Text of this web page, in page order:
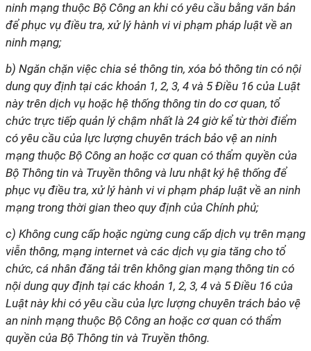
ninh mạng thuộc Bộ Công an khi có yêu cầu bằng văn bản
để phục vụ điều tra, xử lý hành vi vi phạm pháp luật về an
ninh mạng;
b) Ngăn chặn việc chia sẻ thông tin, xóa bỏ thông tin có nội
dung quy định tại các khoản 1, 2, 3, 4 và 5 Điều 16 của Luật
này trên dịch vụ hoặc hệ thống thông tin do cơ quan, tổ
chức trực tiếp quản lý chậm nhất là 24 giờ kể từ thời điểm
có yêu cầu của lực lượng chuyên trách bảo vệ an ninh
mạng thuộc Bộ Công an hoặc cơ quan có thẩm quyền của
Bộ Thông tin và Truyền thông và lưu nhật ký hệ thống để
phục vụ điều tra, xử lý hành vi vi phạm pháp luật về an ninh
mạng trong thời gian theo quy định của Chính phủ;
c) Không cung cấp hoặc ngừng cung cấp dịch vụ trên mạng
viễn thông, mạng internet và các dịch vụ gia tăng cho tổ
chức, cá nhân đăng tải trên không gian mạng thông tin có
nội dung quy định tại các khoản 1, 2, 3, 4 và 5 Điều 16 của
Luật này khi có yêu cầu của lực lượng chuyên trách bảo vệ
an ninh mạng thuộc Bộ Công an hoặc cơ quan có thẩm
quyền của Bộ Thông tin và Truyền thông.